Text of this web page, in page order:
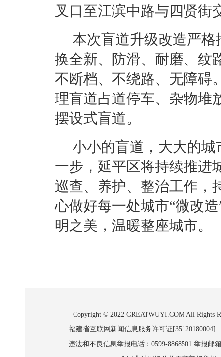
叉口至江滨中路与四贤街
本次盲道升级改造严
换全新、防滑、耐磨、纹
不断档、不绕路、无障碍
理盲道占道停车、杂物堆
摆设式盲道。
小小的盲道，大大的
一步，延平区将持续推进
巡查、养护、整治工作，
心做好每一处城市“微改
明之美，温暖整座城市。
Copyright © 2022 GREATWUYI.COM All Rights
福建省互联网新闻信息服务许可证
违法和不良信息举报电话：0599-8868501 举报邮